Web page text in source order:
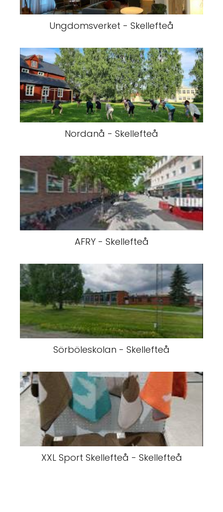
Ungdomsverket - Skellefteå
Nordanå - Skellefteå
AFRY - Skellefteå
Sörböleskolan - Skellefteå
XXL Sport Skellefteå - Skellefteå